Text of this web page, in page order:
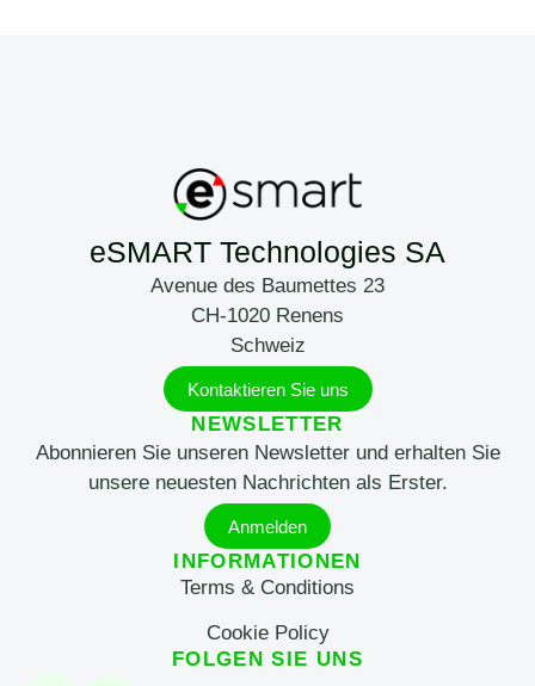
eSMART Technologies SA
Avenue des Baumettes 23
CH-1020 Renens
Schweiz
Kontaktieren Sie uns
NEWSLETTER
Abonnieren Sie unseren Newsletter und erhalten Sie
unsere neuesten Nachrichten als Erster.
Anmelden
INFORMATIONEN
Terms & Conditions
Cookie Policy
FOLGEN SIE UNS